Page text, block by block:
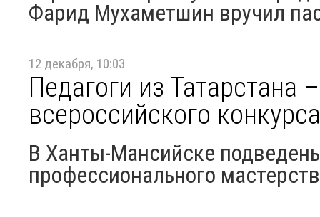
Фарид Мухаметшин вручил
12 декабря, 10:03
Педагоги из
всероссийского конкурса
В Ханты-Мансийске
профессионального